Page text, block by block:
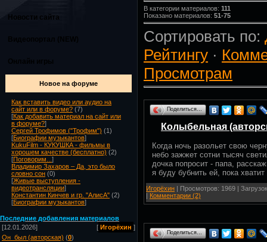
Новости сайта
Новое на форуме
Как вставить видео или аудио на
сайт или в форуме? (7)
[Как добавить материал на сайт или
в форуме?]
Сергей Трофимов ("Трофим") (1)
[Биографии музыкантов]
KukuFilm - КУКУШКА - фильмы в
хорошем качестве (бесплатно) (2)
[Поговорим... ]
Владимир Захаров – Да, это было
словно сон (0)
[Живые выступления -
видеотрансляции]
Константин Кинчев и гр. "АлисА" (2)
[Биографии музыкантов]
Последние добавления материалов
[12.01.2026]
[ Игорёхин ]
Он_был (авторская) (0)
В категории материалов: 111
Показано материалов: 51-75
Сортировать по:
Рейтингу ·
Просмотрам
Поделиться…
Колыбельная
Когда ночь разольет свою
небо зажжет сотни тысяч
дочка попросит - папа,
я буду бубнить ей, пока
Игорёхин | Просмотров: 1969 |
| Комментарии (2)
Поделиться…